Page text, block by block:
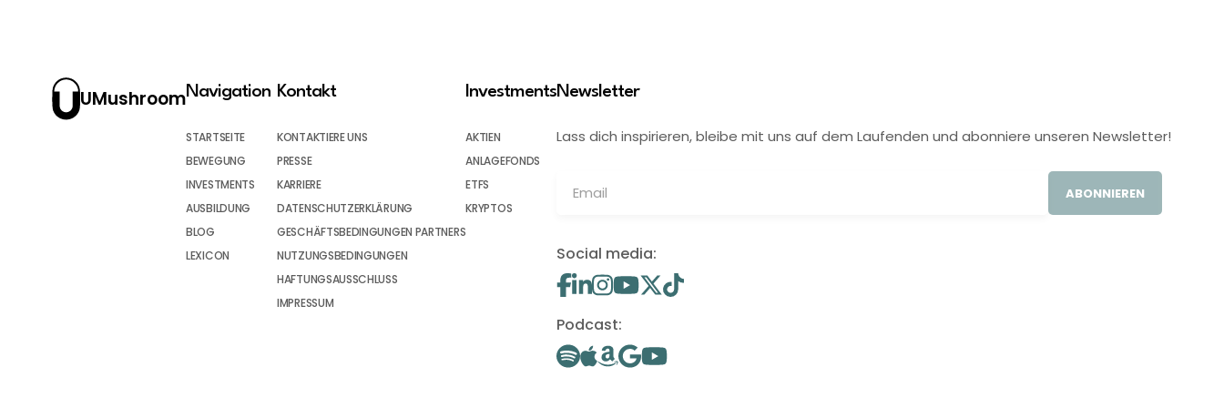
UMushroomNavigation
STARTSEITE
BEWEGUNG
INVESTMENTS
AUSBILDUNG
BLOG
LEXICON
Kontakt
KONTAKTIERE UNS
PRESSE
KARRIERE
DATENSCHUTZERKLÄRUNG
GESCHÄFTSBEDINGUNGEN PARTNERS
NUTZUNGSBEDINGUNGEN
HAFTUNGSAUSSCHLUSS
IMPRESSUM
Investments
AKTIEN
ANLAGEFONDS
ETFS
KRYPTOS
Newsletter
Lass dich inspirieren, bleibe mit uns auf dem Laufenden und abonniere unseren Newsletter!
ABONNIEREN
Social media:
Podcast: